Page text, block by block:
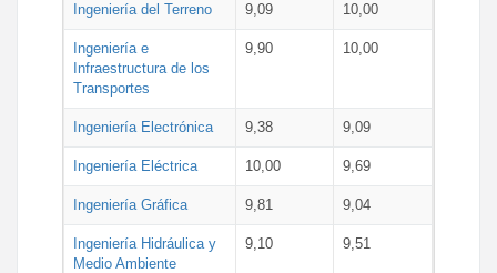
Ingeniería del Terreno 9,09 10,00
Ingeniería e
Infraestructura de los
Transportes
9,90 10,00
Ingeniería Electrónica 9,38 9,09
Ingeniería Eléctrica 10,00 9,69
Ingeniería Gráfica 9,81 9,04
Ingeniería Hidráulica y
Medio Ambiente
9,10 9,51